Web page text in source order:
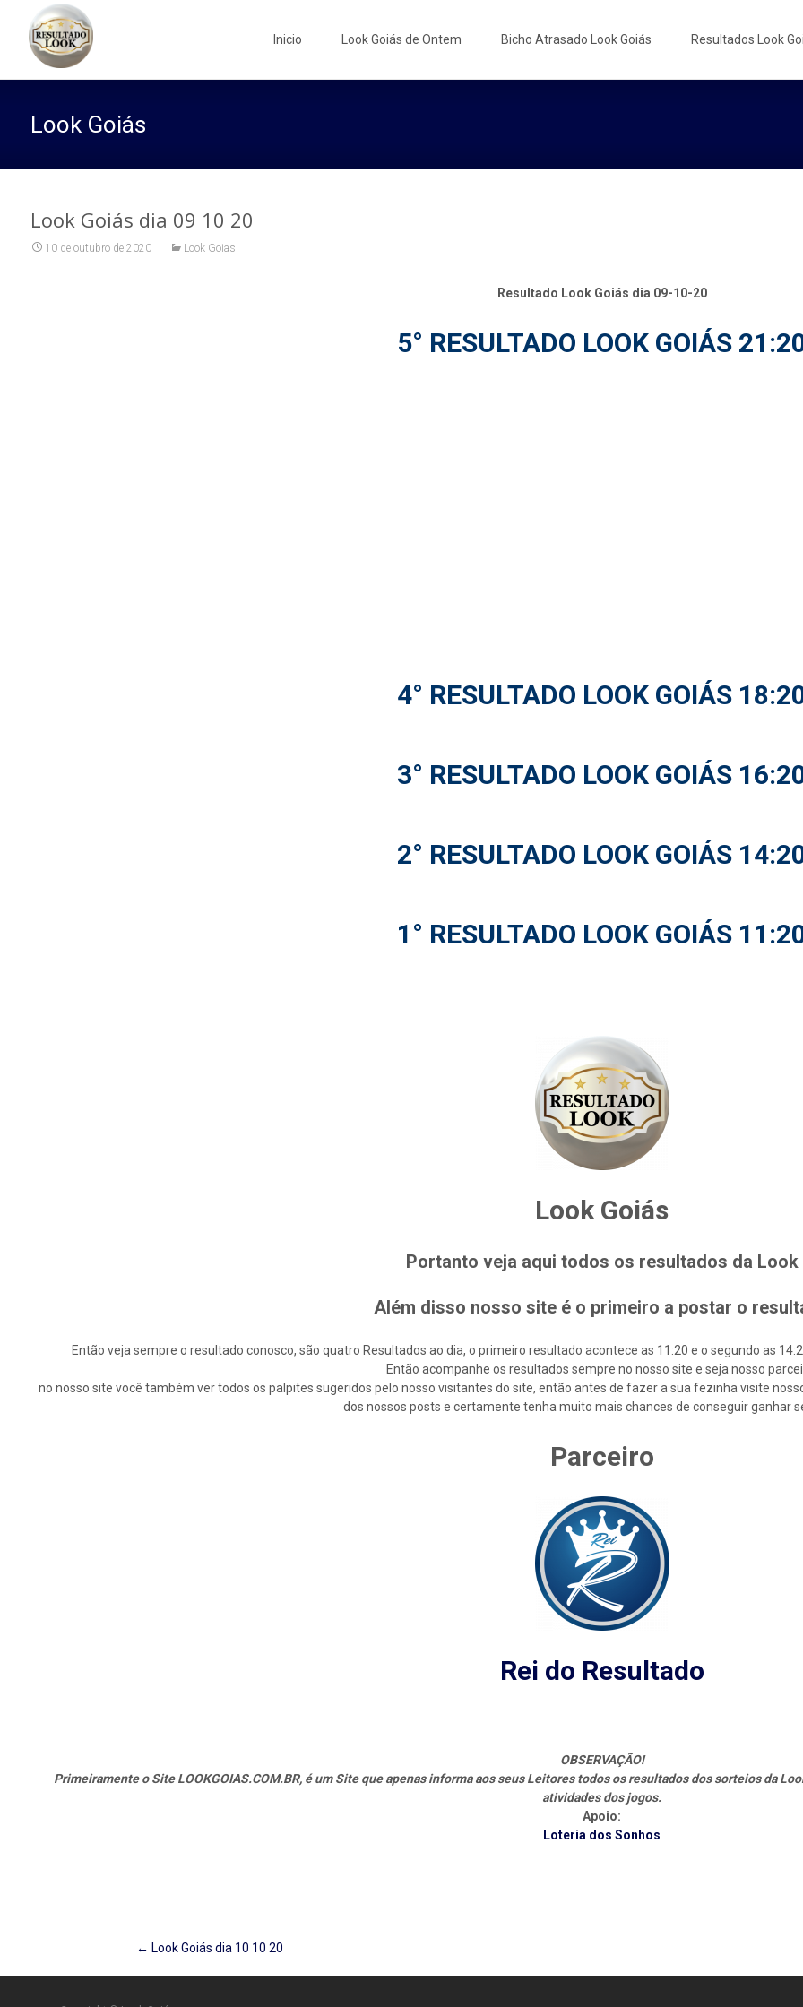
Inicio Look Goiás de Ontem Bicho Atrasado Look Goiás Resultados Look
Look Goiás
Look Goiás dia 09 10 20
10 de outubro de 2020 Look Goias
Resultado Look Goiás dia 09-10-20
5° RESULTADO LOOK GOIÁS
4° RESULTADO LOOK GOIÁS
3° RESULTADO LOOK GOIÁS
2° RESULTADO LOOK GOIÁS
1° RESULTADO LOOK GOIÁS
Look Goiás
Portanto veja aqui todos os resultados da Look
Além disso nosso site é o primeiro a postar o
Então veja sempre o resultado conosco, são quatro Resultados ao dia, o primeiro resultado acontece as 11:20 e o segundo as
Então acompanhe os resultados sempre no nosso site e seja nosso
no nosso site você também ver todos os palpites sugeridos pelo nosso visitantes do site, então antes de fazer a sua fezinha visite
dos nossos posts e certamente tenha muito mais chances de conseguir ganhar
Parceiro
Rei do Resultado
OBSERVAÇÃO!
Primeiramente o Site LOOKGOIAS.COM.BR, é um Site que apenas informa aos seus Leitores todos os resultados dos sorteios da
atividades dos jogos.
Apoio:
Loteria dos Sonhos
Post
← Look Goiás dia 10 10 20